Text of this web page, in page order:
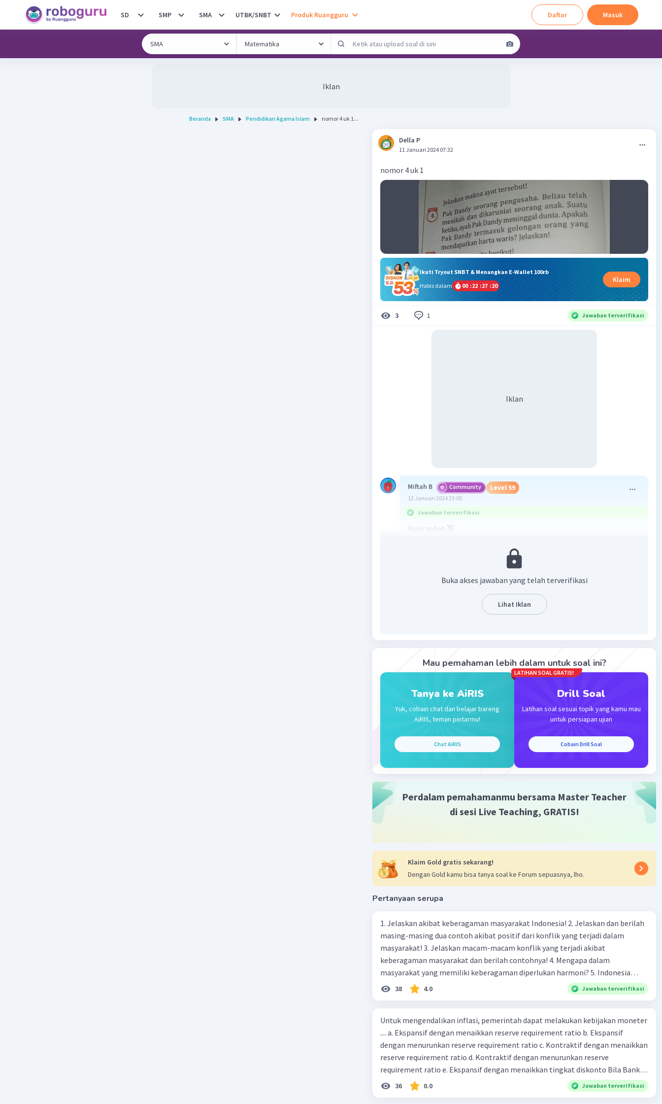
SD SMP SMA UTBK/SNBT Produk Ruangguru Daftar Masuk
Iklan
Beranda SMA Pendidikan Agama Islam nomor 4 uk 1...
Della P
11 Januari 2024 07:32
nomor 4 uk 1
Ikuti Tryout SNBT & Menangkan E-Wallet 100rb
Habis dalam
00 :22 :27 :19
Klaim
3 1 Jawaban terverifikasi
Iklan
Miftah B Community Level 59
12 Januari 2024 23:05
Jawaban terverifikasi
Halo sobat 👋
ayah yang merupakan bagian dari keluarga. Ketika ayah Pak Dandy
meninggal dunia, ia dapat termasuk dalam golongan orang yang
mendapatkan harta waris, terutama jika tidak ada perjanjian hukum
khusus atau wasiat yang mengubah distribusi warisan
Balas
Buka akses jawaban yang telah terverifikasi
Lihat Iklan
Mau pemahaman lebih dalam untuk soal ini?
Tanya ke AiRIS
Yuk, cobain chat dan belajar bareng
AiRIS, teman pintarmu!
Chat AiRIS
LATIHAN SOAL GRATIS!
Drill Soal
Latihan soal sesuai topik yang kamu mau
untuk persiapan ujian
Cobain Drill Soal
Perdalam pemahamanmu bersama Master Teacher
di sesi Live Teaching, GRATIS!
Klaim Gold gratis sekarang!
Dengan Gold kamu bisa tanya soal ke Forum sepuasnya, lho.
Pertanyaan serupa
1. Jelaskan akibat keberagaman masyarakat Indonesia! 2. Jelaskan dan berilah
masing-masing dua contoh akibat positif dari konflik yang terjadi dalam
masyarakat! 3. Jelaskan macam-macam konflik yang terjadi akibat
keberagaman masyarakat dan berilah contohnya! 4. Mengapa dalam
masyarakat yang memiliki keberagaman diperlukan harmoni? 5. Indonesia
merupakan negara yang kaya akan keberagaman baik dilihat dari agama, suku,
ras, bahasa, dan budaya. Berdasarkan pernyataan tersebut, apa yang dapat
38 4.0 Jawaban terverifikasi
Untuk mengendalikan inflasi, pemerintah dapat melakukan kebijakan moneter
.... a. Ekspansif dengan menaikkan reserve requirement ratio b. Ekspansif
dengan menurunkan reserve requirement ratio c. Kontraktif dengan menaikkan
reserve requirement ratio d. Kontraktif dengan menurunkan reserve
requirement ratio e. Ekspansif dengan menaikkan tingkat diskonto Bila Bank
Indonesia melakukan kebijakan moneter ekspansif, ceteris paribus maka .... a.
Menimbulkan inflasi di mana bentuk kurva jumlah uang beredar (penawaran
36 0.0 Jawaban terverifikasi